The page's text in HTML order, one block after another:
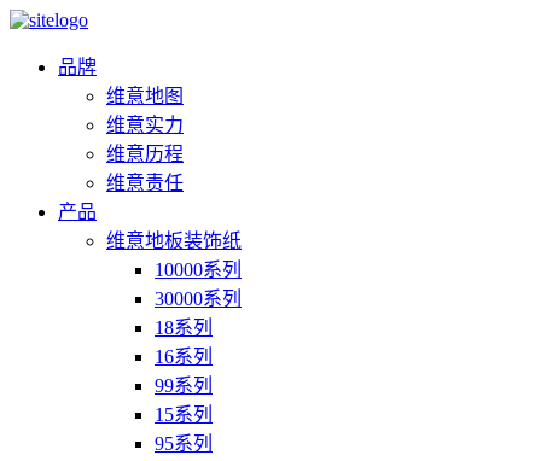
品牌
维意地图
维意实力
维意历程
维意责任
产品
维意地板装饰纸
10000系列
30000系列
18系列
16系列
99系列
15系列
95系列